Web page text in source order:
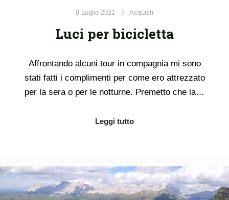
9 Luglio 2021 Acquisti
Luci per bicicletta
Affrontando alcuni tour in compagnia mi sono
stati fatti i complimenti per come ero attrezzato
per la sera o per le notturne. Premetto che la…
Leggi tutto